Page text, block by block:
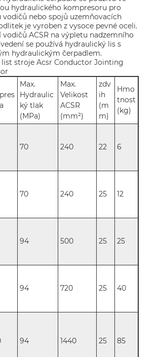
hydraulického kompresoru pro
vodičů nebo spojů uzemňovacích
je vyroben z vysoce pevné oceli.
vodičů ACSR na výpletu nadzemního
se používá hydraulický lis s
hydraulickým čerpadlem.
list stroje Acsr Conductor Jointing
Max.
Hydraulic
ký tlak
(MPa)
Max.
Velikost
ACSR
(mm²)
zdv
ih
(m
m)
Hmo
tnost
(kg)
70 240 22 6
70 240 25 12
94 500 25 25
94 720 25 40
94 1440 25 85